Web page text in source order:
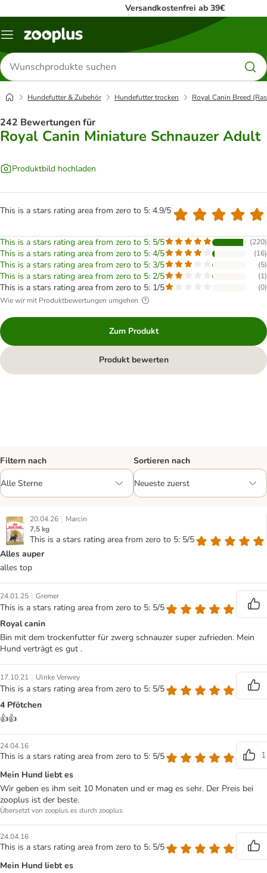
Versandkostenfrei ab 39€
Menü
Produkte
suchen
Hundefutter & Zubehör Hundefutter trocken Royal Canin Breed
242 Bewertungen für
Royal Canin Miniature Schnauzer Adult
Produktbild hochladen
This is a stars rating area from zero to 5: 4.9/5
This is a stars rating area from zero to 5: 5/5 (220)
This is a stars rating area from zero to 5: 4/5 (16)
This is a stars rating area from zero to 5: 3/5 (5)
This is a stars rating area from zero to 5: 2/5 (1)
This is a stars rating area from zero to 5: 1/5 (0)
Wie wir mit Produktbewertungen umgehen
Zum Produkt
Produkt bewerten
Filtern nach Sortieren nach
20.04.26 | Marcin
7,5 kg
This is a stars rating area from zero to 5: 5/5
Alles auper
alles top
24.01.25 | Gremer
This is a stars rating area from zero to 5: 5/5
Royal canin
Bin mit dem trockenfutter für zwerg schnauzer super zufrieden. Mein
Hund verträgt es gut .
17.10.21 | Ulrike Verwey
This is a stars rating area from zero to 5: 5/5
4 Pfötchen
👍👍
24.04.16
This is a stars rating area from zero to 5: 5/5
1
Mein Hund liebt es
Wir geben es ihm seit 10 Monaten und er mag es sehr. Der Preis bei
zooplus ist der beste.
Übersetzt von zooplus.es durch zooplus
24.04.16
This is a stars rating area from zero to 5: 5/5
Mein Hund liebt es